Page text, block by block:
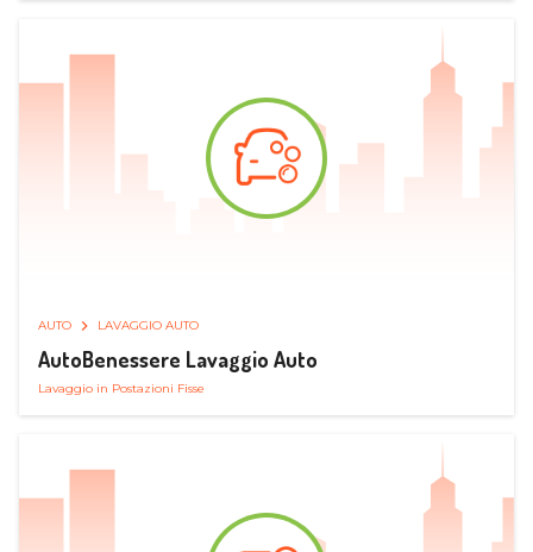
AUTO LAVAGGIO AUTO
AutoBenessere Lavaggio Auto
Lavaggio in Postazioni Fisse